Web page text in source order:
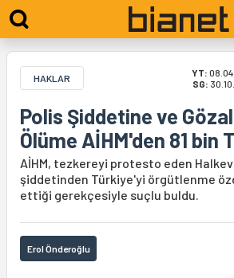
HAKLAR YT:
SG:
Polis Şiddetine ve
Ölüme AİHM'den 81 bin
AİHM, tezkereyi protesto eden
şiddetinden Türkiye'yi örgütlenme
ettiği gerekçesiyle suçlu buldu.
Erol Önderoğlu